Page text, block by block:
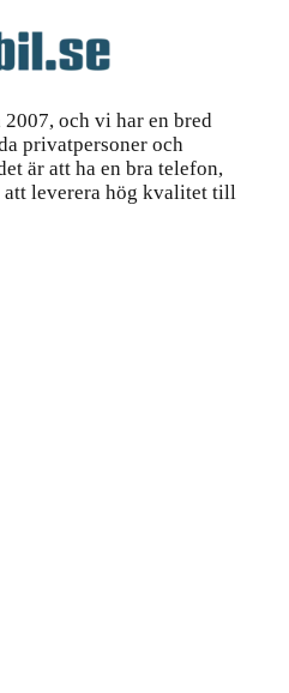
och vi har en bred
privatpersoner och
är att ha en bra telefon,
leverera hög kvalitet till